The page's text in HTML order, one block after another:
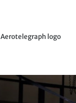
Aerotelegraph logo